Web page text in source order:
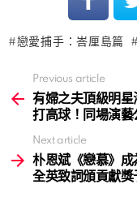
戀愛捕手：峇厘島篇
more
Previous article
有婦之夫頂級明
打高球！同場演
Next article
朴恩斌《戀慕》
全英致詞頒貢獻獎